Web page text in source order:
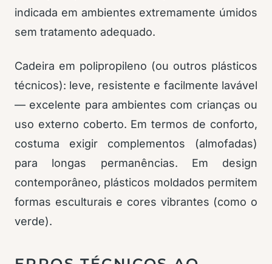
indicada em ambientes extremamente úmidos
sem tratamento adequado.
Cadeira em polipropileno (ou outros plásticos
técnicos): leve, resistente e facilmente lavável
— excelente para ambientes com crianças ou
uso externo coberto. Em termos de conforto,
costuma exigir complementos (almofadas)
para longas permanências. Em design
contemporâneo, plásticos moldados permitem
formas esculturais e cores vibrantes (como o
verde).